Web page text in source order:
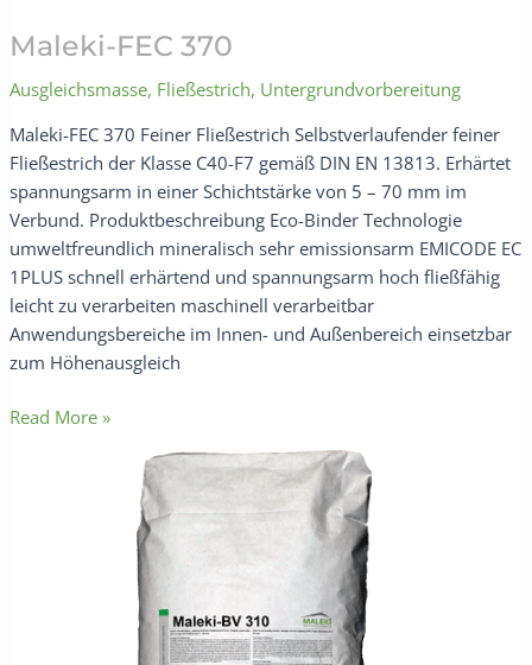
Maleki-FEC 370
Ausgleichsmasse, Fließestrich, Untergrundvorbereitung
Maleki-FEC 370 Feiner Fließestrich Selbstverlaufender feiner
Fließestrich der Klasse C40-F7 gemäß DIN EN 13813. Erhärtet
spannungsarm in einer Schichtstärke von 5 – 70 mm im
Verbund. Produktbeschreibung Eco-Binder Technologie
umweltfreundlich mineralisch sehr emissionsarm EMICODE EC
1PLUS schnell erhärtend und spannungsarm hoch fließfähig
leicht zu verarbeiten maschinell verarbeitbar
Anwendungsbereiche im Innen- und Außenbereich einsetzbar
zum Höhenausgleich
Read More »